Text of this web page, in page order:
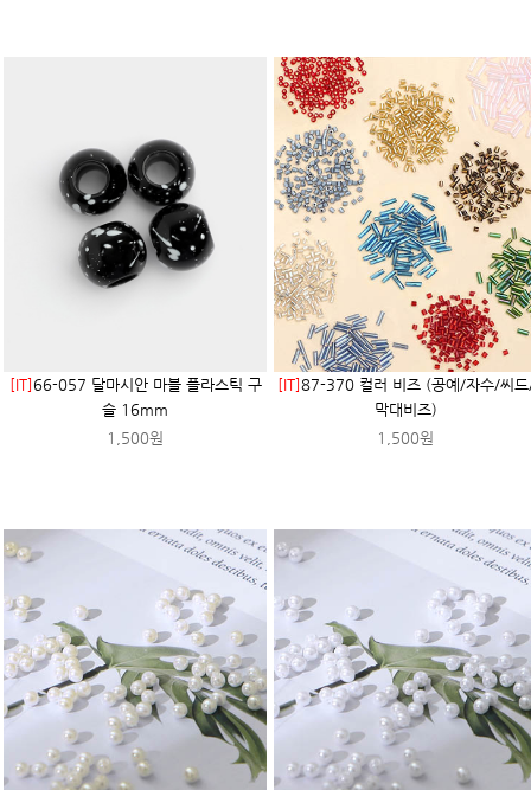
[IT]66-057 달마시안 마블 플라스틱 구
슬 16mm
1,500원
[IT]87-370 컬러 비즈 (공예/자수/씨
막대비즈)
1,500원